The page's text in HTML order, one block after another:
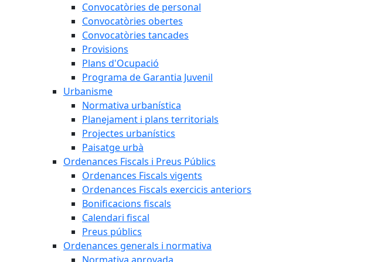
Convocatòries de personal
Convocatòries obertes
Convocatòries tancades
Provisions
Plans d'Ocupació
Programa de Garantia Juvenil
Urbanisme
Normativa urbanística
Planejament i plans territorials
Projectes urbanístics
Paisatge urbà
Ordenances Fiscals i Preus Públics
Ordenances Fiscals vigents
Ordenances Fiscals exercicis anteriors
Bonificacions fiscals
Calendari fiscal
Preus públics
Ordenances generals i normativa